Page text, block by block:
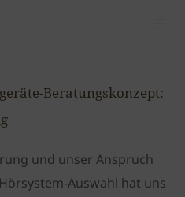
Beratungskonzept:
und unser Anspruch
Auswahl hat uns